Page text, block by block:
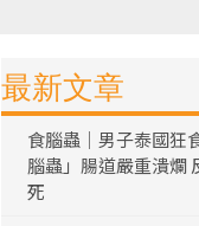
最新文章
食腦蟲｜男子泰國狂
腦蟲」腸道嚴重潰爛
死